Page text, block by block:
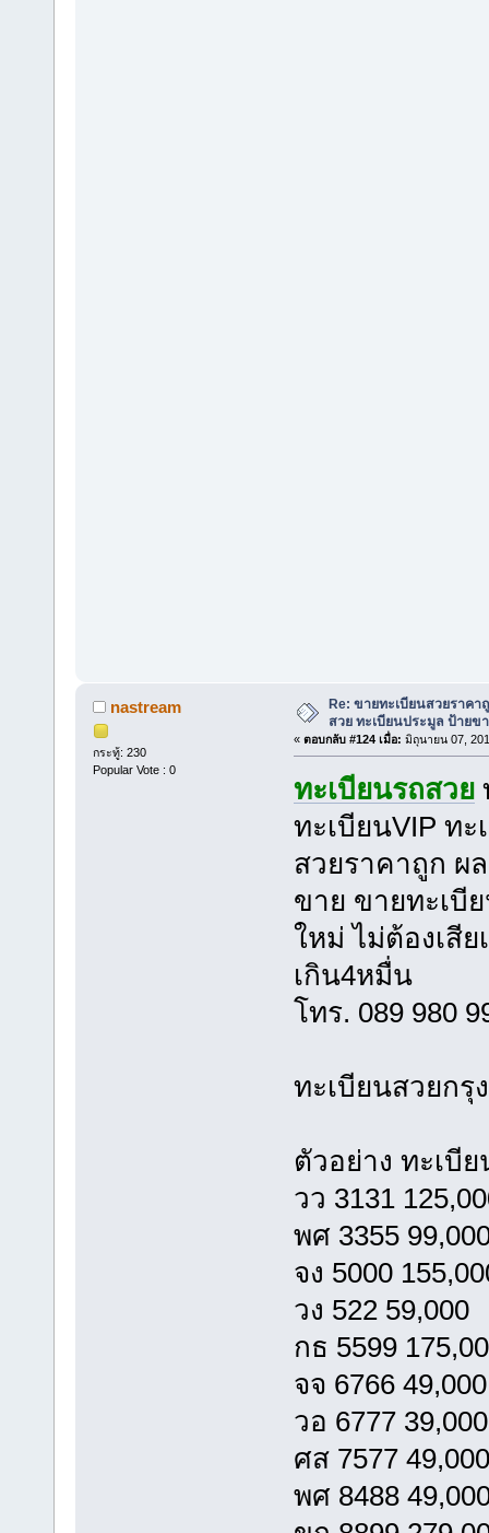
nastream
กระทู้: 230
Popular Vote : 0
Re: ขายทะเบียนสวยราคา
สวย ทะเบียนประมูล ป้ายข
« ตอบกลับ #124 เมื่อ: มิถุนายน 07,
ทะเบียนรถสวย
ทะเบียนVIP ท
สวยราคาถูก ผ
ขาย ขายทะเบี
ใหม่ ไม่ต้องเสีย
เกิน4หมื่น
โทร. 089 980
ทะเบียนสวยกรุ
ตัวอย่าง ทะเบี
วว 3131
พศ 3355
จง 5000
วง 522 59,000
กธ 5599
จจ 6766 49,000
วอ 6777 39,000
ศส 7577 49,000
พศ 8488